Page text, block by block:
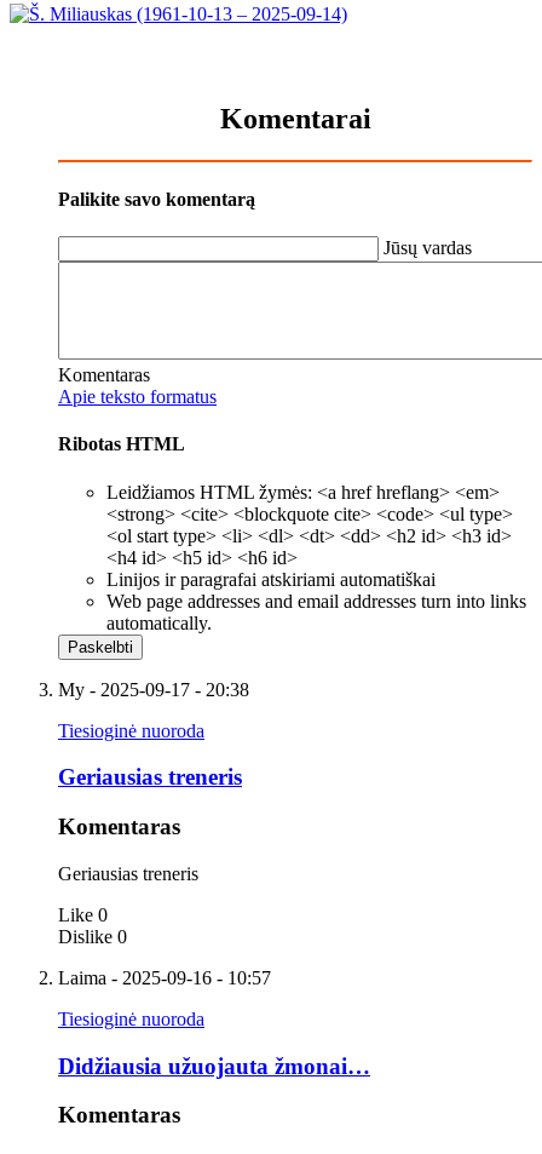
Komentarai
Palikite savo komentarą
Jūsų vardas
Komentaras
Apie teksto formatus
Ribotas HTML
Leidžiamos HTML žymės: <a href hreflang> <em>
<strong> <cite> <blockquote cite> <code> <ul type>
<ol start type> <li> <dl> <dt> <dd> <h2 id> <h3 id>
<h4 id> <h5 id> <h6 id>
Linijos ir paragrafai atskiriami automatiškai
Web page addresses and email addresses turn into links
automatically.
My - 2025-09-17 - 20:38
Tiesioginė nuoroda
Geriausias treneris
Komentaras
Geriausias treneris
Like 0
Dislike 0
Laima - 2025-09-16 - 10:57
Tiesioginė nuoroda
Didžiausia užuojauta žmonai…
Komentaras